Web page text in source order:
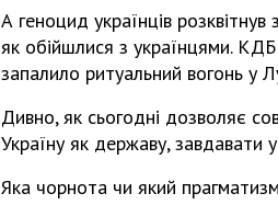
А геноцид українців
як обійшлися з українцями.
запалило ритуальний вогонь у
Дивно, як сьогодні дозволяє
Україну як державу, завдавати
Яка чорнота чи який